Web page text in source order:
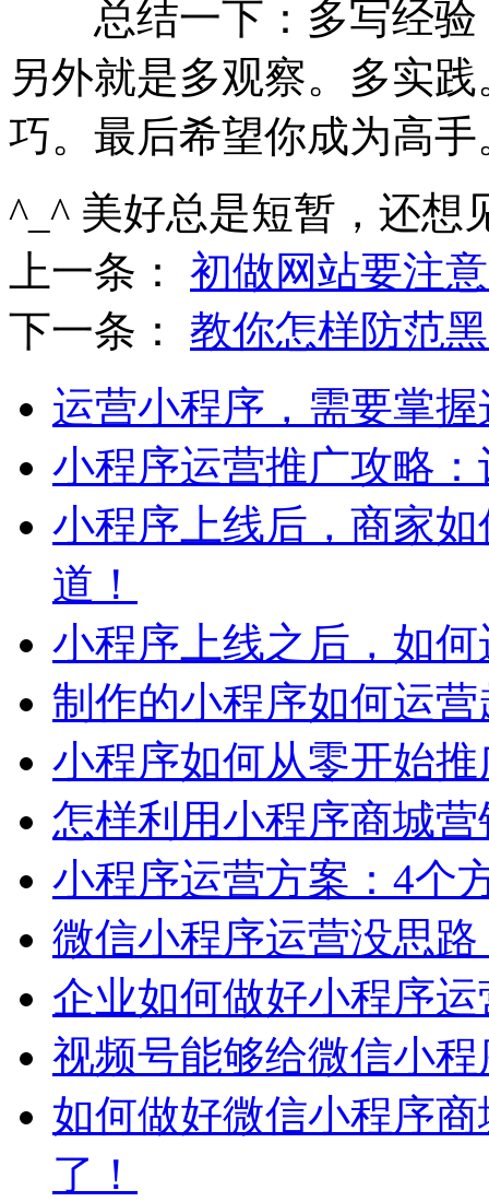
总结一下：多写经验
另外就是多观察。多实
巧。最后希望你成为高手
^_^ 美好总是短暂，还想
上一条： 初做网站要注
下一条： 教你怎样防范
运营小程序，需要掌
小程序运营推广攻略
小程序上线后，商家
道！
小程序上线之后，如
制作的小程序如何运
小程序如何从零开始推
怎样利用小程序商城
小程序运营方案：4个
微信小程序运营没思
企业如何做好小程序运
视频号能够给微信小
如何做好微信小程序
了！